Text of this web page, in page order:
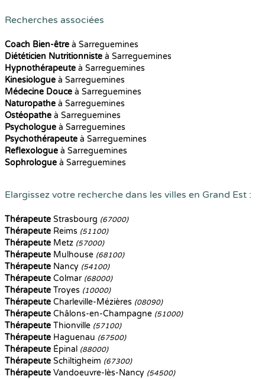
Recherches associées
Coach Bien-être à Sarreguemines
Diététicien Nutritionniste à Sarreguemines
Hypnothérapeute à Sarreguemines
Kinesiologue à Sarreguemines
Médecine Douce à Sarreguemines
Naturopathe à Sarreguemines
Ostéopathe à Sarreguemines
Psychologue à Sarreguemines
Psychothérapeute à Sarreguemines
Reflexologue à Sarreguemines
Sophrologue à Sarreguemines
Elargissez votre recherche dans les villes en Grand Est :
Thérapeute Strasbourg (67000)
Thérapeute Reims (51100)
Thérapeute Metz (57000)
Thérapeute Mulhouse (68100)
Thérapeute Nancy (54100)
Thérapeute Colmar (68000)
Thérapeute Troyes (10000)
Thérapeute Charleville-Mézières (08090)
Thérapeute Châlons-en-Champagne (51000)
Thérapeute Thionville (57100)
Thérapeute Haguenau (67500)
Thérapeute Épinal (88000)
Thérapeute Schiltigheim (67300)
Thérapeute Vandoeuvre-lès-Nancy (54500)